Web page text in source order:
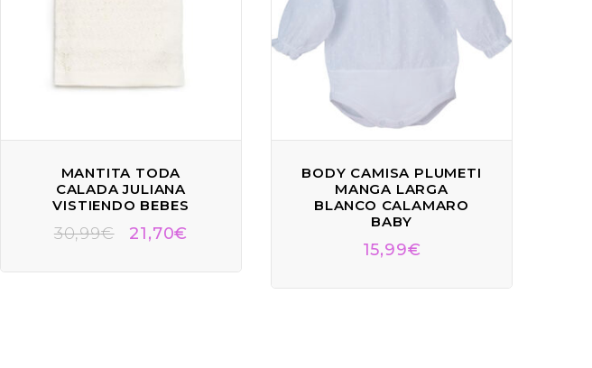
MANTITA TODA
CALADA JULIANA
VISTIENDO BEBES
30,99€ 21,70€
BODY CAMISA PLUMETI
MANGA LARGA
BLANCO CALAMARO
BABY
15,99€